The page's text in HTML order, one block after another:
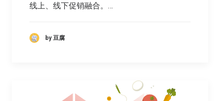
线上、线下促销融合。…
by 豆腐